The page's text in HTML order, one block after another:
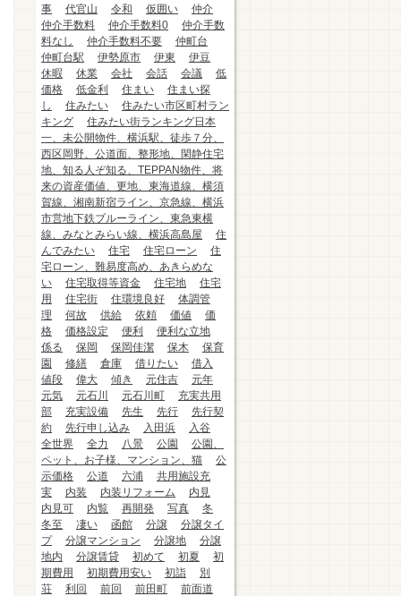
事
代官山 令和 仮囲い
仲介
仲介手数料
仲介手数料0
仲介手数
料なし
仲介手数料不要
仲町台
仲町台駅
伊勢原市 伊東
伊豆
休暇
休業 会社 会話 会議
低
価格
低金利 住まい
住まい探
し
住みたい
住みたい市区町村ラン
キング
住みたい街ランキング日本
一、未公開物件、横浜駅、徒歩７分、
西区岡野、公道面、整形地、閑静住宅
地、知る人ぞ知る、TEPPAN物件、将
来の資産価値、更地、東海道線、横須
賀線、湘南新宿ライン、京急線、横浜
市営地下鉄ブルーライン、東急東横
線、みなとみらい線、横浜高島屋
住
んでみたい
住宅 住宅ローン
住
宅ローン、難易度高め、あきらめな
い
住宅取得等資金 住宅地
住宅
用
住宅街 住環境良好
体調管
理
何故 供給 依頼 価値
価
格
価格設定 便利
便利な立地
係る
保岡 保岡佳潔 保木
保育
園
修繕 倉庫 借りたい
借入
値段
偉大 傾き 元住吉
元年
元気
元石川 元石川町
充実共用
部
充実設備 先生 先行
先行契
約
先行申し込み 入田浜
入谷
全世界
全力 八景 公園
公園、
ペット、お子様、マンション、猫
公
示価格
公道 六浦
共用施設充
実
内装 内装リフォーム
内見
内見可
内覧 再開発 写真
冬
冬至
凄い 函館 分譲
分譲タイ
プ
分譲マンション 分譲地
分譲
地内
分譲賃貸 初めて 初夏
初
期費用
初期費用安い 初詣
別
荘
利回 前回 前田町
前面道